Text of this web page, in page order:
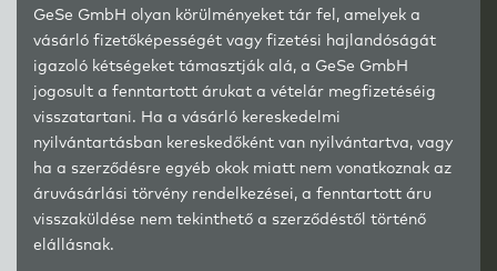
GeSe GmbH olyan körülményeket tár fel, amelyek a
vásárló fizetőképességét vagy fizetési hajlandóságát
igazoló kétségeket támasztják alá, a GeSe GmbH
jogosult a fenntartott árukat a vételár megfizetéséig
visszatartani. Ha a vásárló kereskedelmi
nyilvántartásban kereskedőként van nyilvántartva, vagy
ha a szerződésre egyéb okok miatt nem vonatkoznak az
áruvásárlási törvény rendelkezései, a fenntartott áru
visszaküldése nem tekinthető a szerződéstől történő
elállásnak.